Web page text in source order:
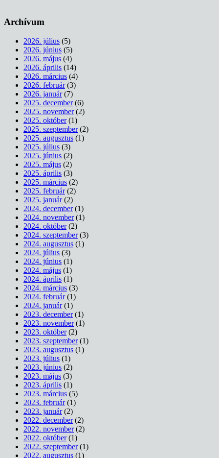
Archívum
2026. július (5)
2026. június (5)
2026. május (4)
2026. április (14)
2026. március (4)
2026. február(3)
2026. január(7)
2025. december(6)
2025. november(2)
2025. október(1)
2025. szeptember(2)
2025. augusztus (1)
2025. július (3)
2025. június (2)
2025. május (2)
2025. április (3)
2025. március (2)
2025. február(2)
2025. január(2)
2024. december(1)
2024. november(1)
2024. október(2)
2024. szeptember(3)
2024. augusztus (1)
2024. július (3)
2024. június (1)
2024. május (1)
2024. április (1)
2024. március (3)
2024. február(1)
2024. január(1)
2023. december(1)
2023. november(1)
2023. október(2)
2023. szeptember(1)
2023. augusztus (1)
2023. július (1)
2023. június (2)
2023. május (3)
2023. április (1)
2023. március (5)
2023. február(1)
2023. január(2)
2022. december(2)
2022. november(2)
2022. október(1)
2022. szeptember(1)
2022. augusztus (1)